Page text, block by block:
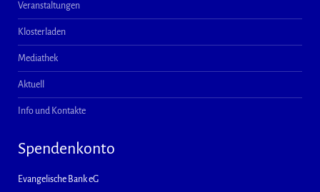
Veranstaltungen
Klosterladen
Mediathek
Aktuell
Info und Kontakte
Spendenkonto
Evangelische Bank eG